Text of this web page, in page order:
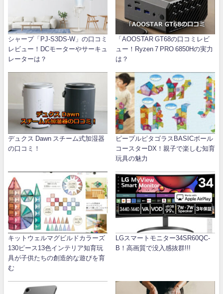
シャープ「PJ-S3DS-W」の口コミ
レビュー！DCモーターやサーキュ
レーターは？
「AOOSTAR GT68の口コミレビ
ュー！Ryzen 7 PRO 6850Hの実力
は？
デュクス Dawn スチーム式加湿器
の口コミ！
ピープルピタゴラスBASICボール
コースターDX！親子で楽しむ知育
玩具の魅力
キットウェルマグビルドカラーズ
130ピース13色インテリア知育玩
具が子供たちの創造的な遊びを育
む
LGスマートモニター34SR60QC-
B！高画質で没入感抜群!!!